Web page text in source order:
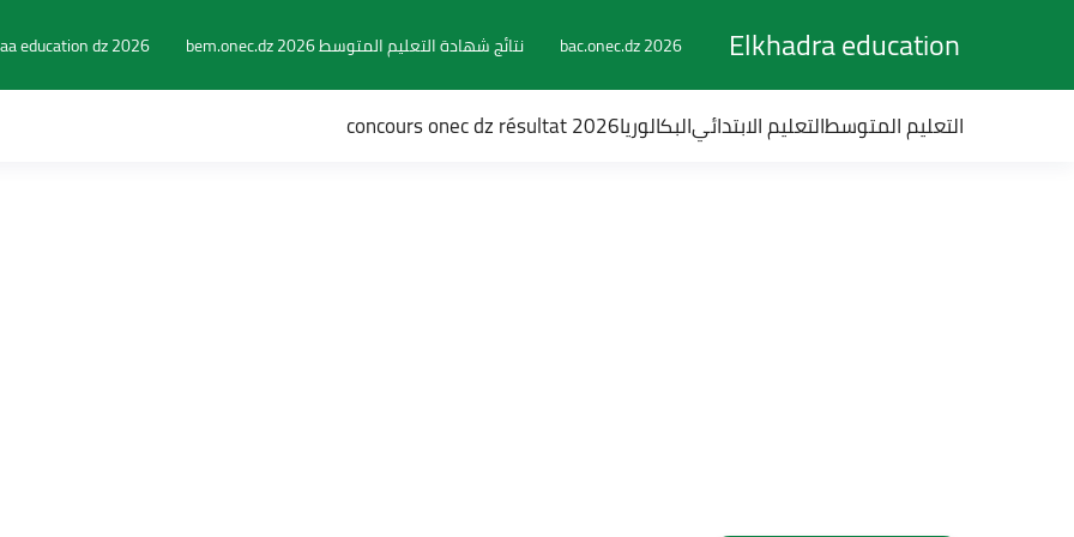
Elkhadra education
bac.onec.dz 2026 نتائج شهادة التعليم المتوسط 2026 bem.onec.dz education dz 2026
التعليم المتوسطالتعليم الابتدائيالبكالورياconcours onec dz résultat 2026